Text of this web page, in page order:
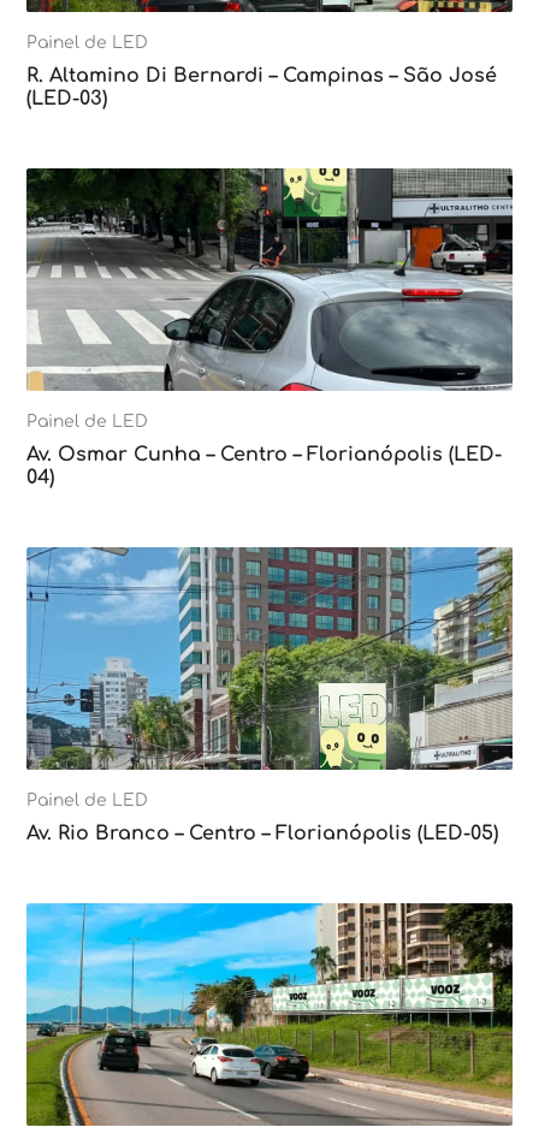
Painel de LED
R. Altamino Di Bernardi – Campinas – São José
(LED-03)
Painel de LED
Av. Osmar Cunha – Centro – Florianópolis (LED-
04)
Painel de LED
Av. Rio Branco – Centro – Florianópolis (LED-05)